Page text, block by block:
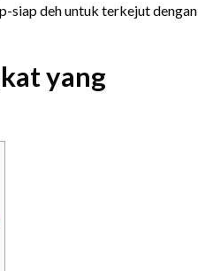
siap deh untuk terkejut dengan
yang